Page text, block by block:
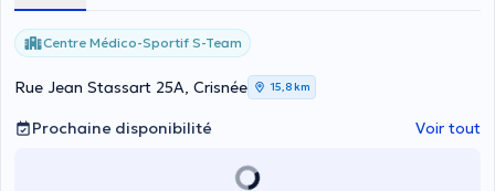
Centre Médico-Sportif S-Team
Rue Jean Stassart 25A, Crisnée 15,8 km
Prochaine disponibilité Voir tout